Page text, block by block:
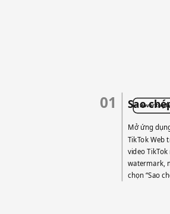
01 Hover to
Sao
Mở ứng
TikTok Web
video
watermark,
chọn “Sao